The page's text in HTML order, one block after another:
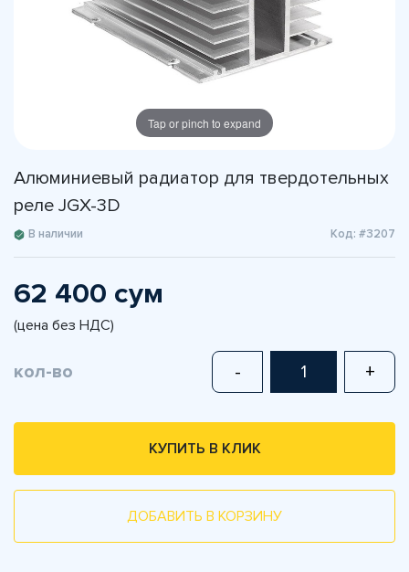
Tap or pinch to expand
Алюминиевый радиатор для твердотельных
реле JGX-3D
В наличии Код: #3207
62 400 сум
(цена без НДС)
кол-во - +
КУПИТЬ В КЛИК
ДОБАВИТЬ В КОРЗИНУ